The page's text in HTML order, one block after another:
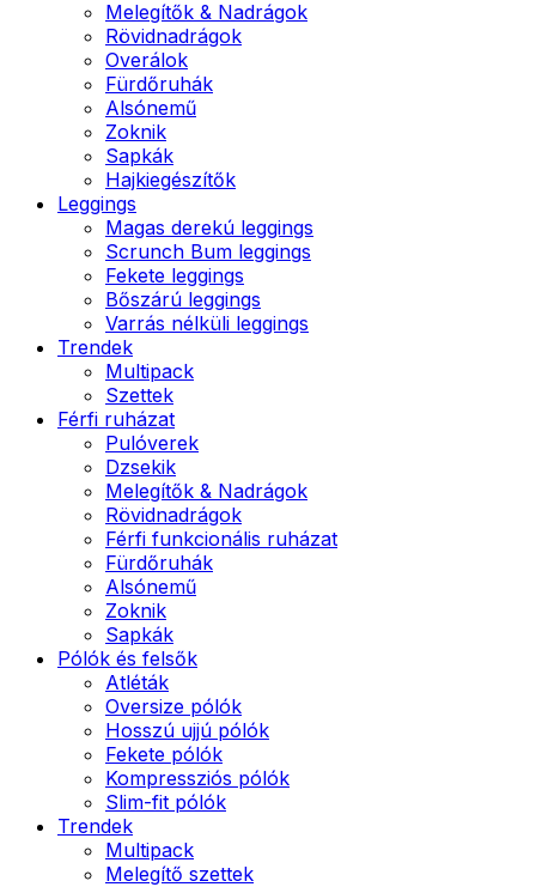
Melegítők & Nadrágok
Rövidnadrágok
Overálok
Fürdőruhák
Alsónemű
Zoknik
Sapkák
Hajkiegészítők
Leggings
Magas derekú leggings
Scrunch Bum leggings
Fekete leggings
Bőszárú leggings
Varrás nélküli leggings
Trendek
Multipack
Szettek
Férfi ruházat
Pulóverek
Dzsekik
Melegítők & Nadrágok
Rövidnadrágok
Férfi funkcionális ruházat
Fürdőruhák
Alsónemű
Zoknik
Sapkák
Pólók és felsők
Atléták
Oversize pólók
Hosszú ujjú pólók
Fekete pólók
Kompressziós pólók
Slim-fit pólók
Trendek
Multipack
Melegítő szettek